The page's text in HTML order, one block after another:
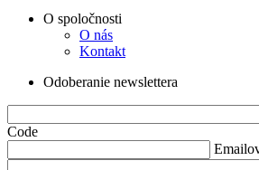
O spoločnosti
O nás
Kontakt
Odoberanie newslettera
Code